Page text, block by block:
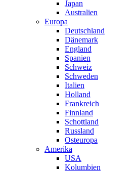
Japan
Australien
Europa
Deutschland
Dänemark
England
Spanien
Schweiz
Schweden
Italien
Holland
Frankreich
Finnland
Schottland
Russland
Osteuropa
Amerika
USA
Kolumbien